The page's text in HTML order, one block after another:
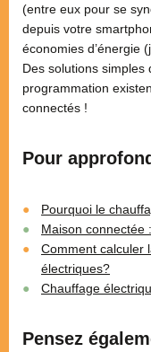
(entre eux pour se
depuis votre
économies d’énergie
Des solutions simples
programmation
connectés !
Pour
Pourquoi le
Maison connectée
Comment calculer
électriques?
Chauffage
Pensez